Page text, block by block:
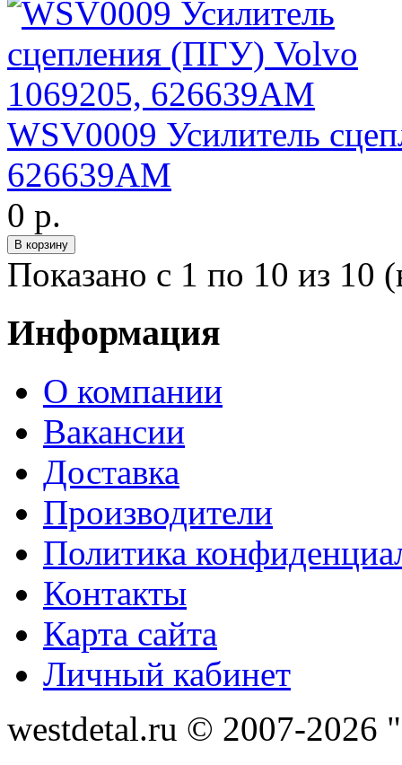
WSV0009 Усилитель
626639AM
0 р.
Показано с 1 по 10 из 10
Информация
О компании
Вакансии
Доставка
Производители
Политика
Контакты
Карта сайта
Личный кабинет
westdetal.ru © 2007-2026